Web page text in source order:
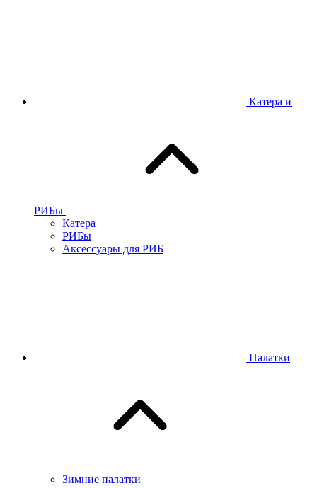
Катера и
РИБы
Катера
РИБы
Аксессуары для РИБ
Палатки
Зимние палатки